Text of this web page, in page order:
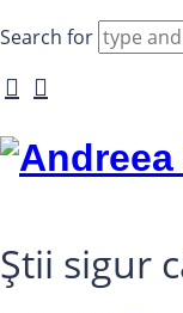
Search for
Andreea
Radu
Știi sigur